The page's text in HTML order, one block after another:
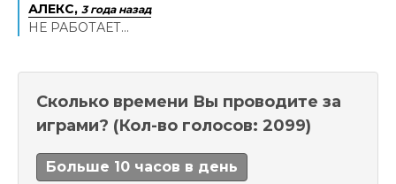
АЛЕКС, 3 года назад
НЕ РАБОТАЕТ...
Сколько времени Вы проводите за
играми? (Кол-во голосов: 2099)
Больше 10 часов в день